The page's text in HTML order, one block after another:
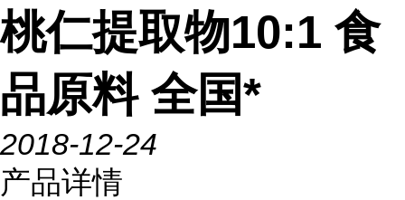
桃仁提取物10:1 食
品原料 全国*
2018-12-24
产品详情